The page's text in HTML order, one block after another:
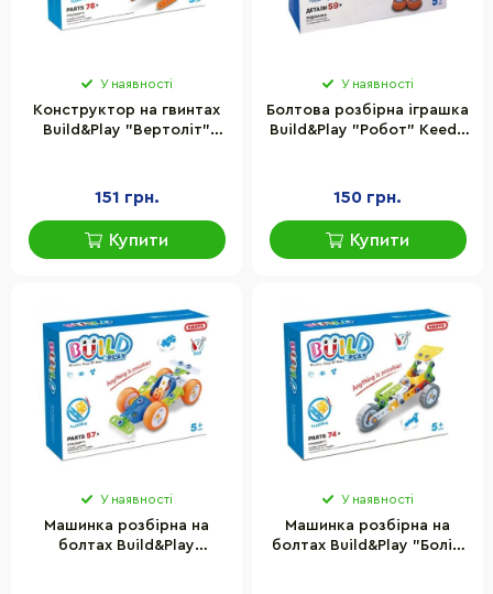
У наявності
Конструктор на гвинтах
Build&Play "Вертоліт"
151 грн.
Купити
У наявності
Болтова розбірна іграшка
Build&Play "Робот" Keedo
150 грн.
Купити
У наявності
Машинка розбірна на
болтах Build&Play
У наявності
Машинка розбірна на
болтах Build&Play "Болід